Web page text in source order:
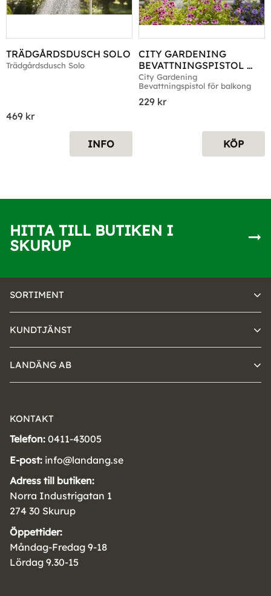
TRÄDGÅRDSDUSCH SOLO
Trädgårdsdusch Solo
469 kr
INFO
CITY GARDENING
BEVATTNINGSPISTOL
BALKONG
City Gardening
Bevattningspistol för balkong
229 kr
KÖP
HITTA TILL BUTIKEN I
SKURUP
SORTIMENT
KUNDTJÄNST
LANDÄNG AB
KONTAKT
Telefon: 0411-43005
E-post: info@landang.se
Adress till butiken:
Norra Industrigatan 1
274 30 Skurup
Öppettider:
Måndag-Fredag 9-18
Lördag 9.30-15